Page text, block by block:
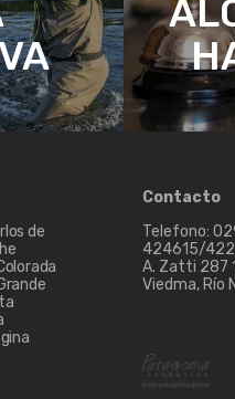
de
Contacto
Telefono:
424615/
A. Zatti 287
Viedma, Río